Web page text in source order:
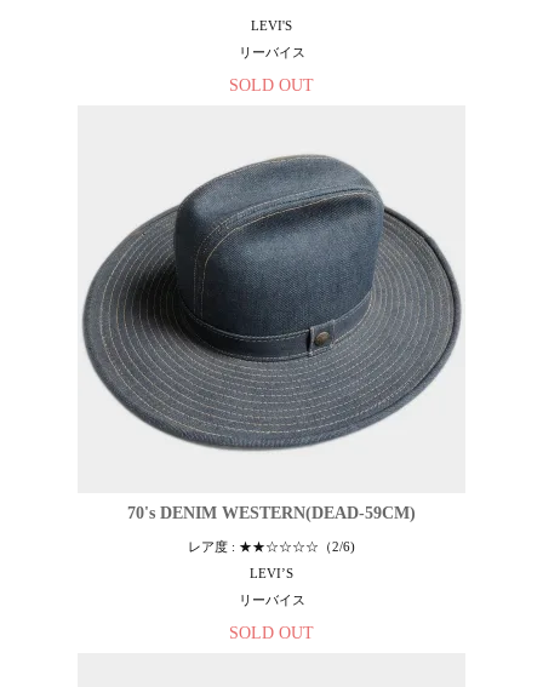
LEVI'S
リーバイス
SOLD OUT
70's DENIM WESTERN(DEAD-59CM)
レア度 : ★★☆☆☆☆（2/6)
LEVI’S
リーバイス
SOLD OUT